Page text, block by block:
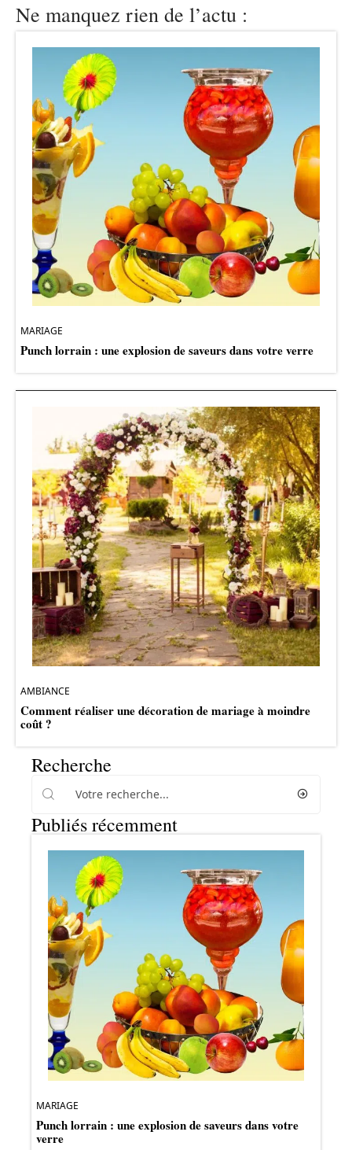
Ne manquez rien de l’actu :
MARIAGE
Punch lorrain : une explosion de saveurs dans votre verre
AMBIANCE
Comment réaliser une décoration de mariage à moindre
coût ?
Recherche
Publiés récemment
MARIAGE
Punch lorrain : une explosion de saveurs dans votre
verre